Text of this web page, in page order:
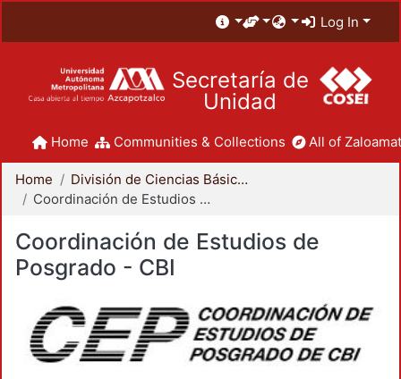
Log In
Secretaría de
Unidad
Home Communities & Collections All of
Home
División de Ciencias Básicas e Ingeniería
Coordinación de Estudios de Posgrado - CBI
Coordinación de Estudios de
Posgrado - CBI